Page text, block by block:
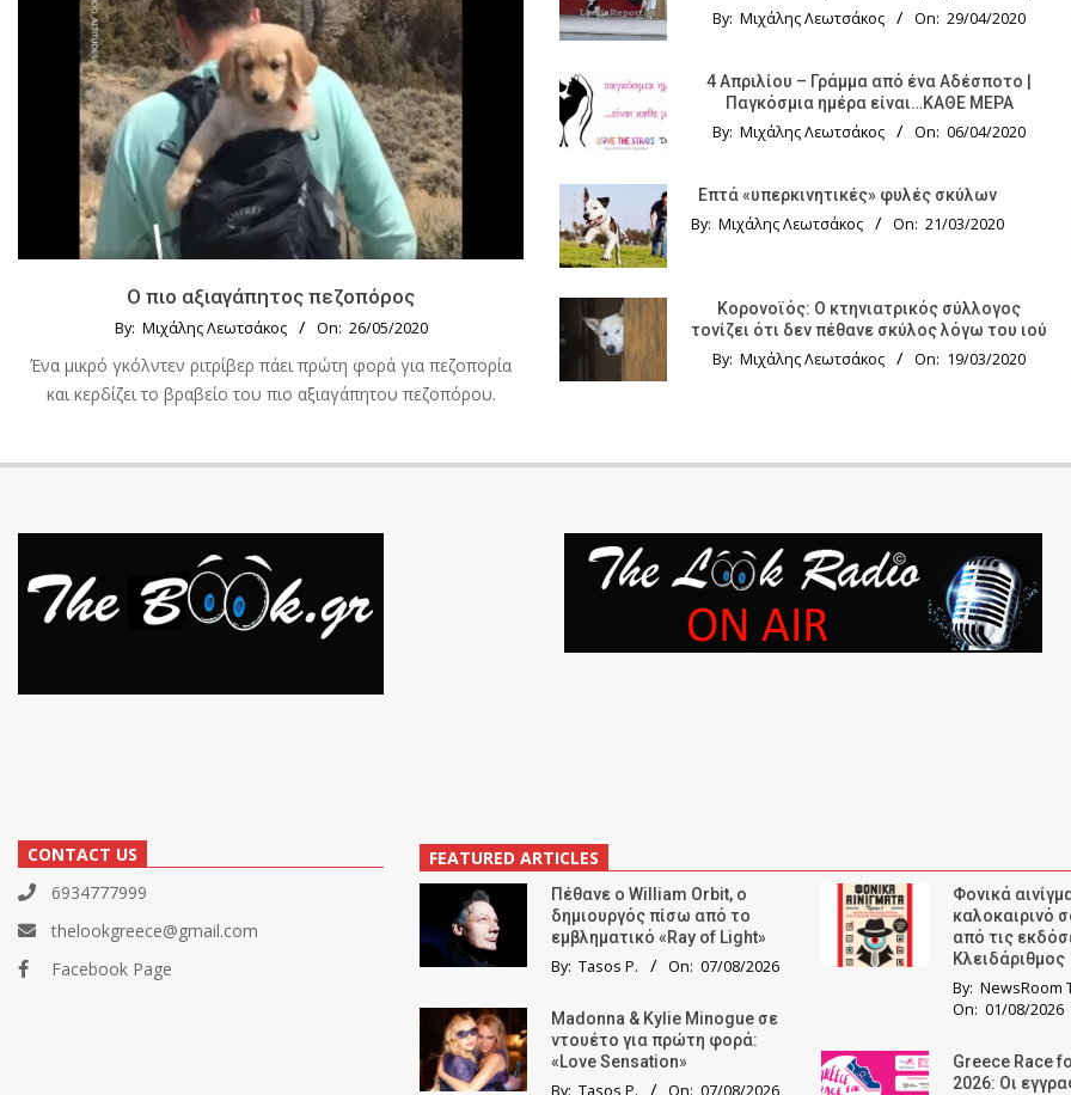
Ο πιο αξιαγάπητος πεζοπόρος
By: Μιχάλης Λεωτσάκος On: 26/05/2020
Ένα μικρό γκόλντεν ριτρίβερ πάει πρώτη φορά για πεζοπορία
και κερδίζει το βραβείο του πιο αξιαγάπητου πεζοπόρου.
By: Μιχάλης Λεωτσάκος On: 29/04/2020
4 Απριλίου – Γράμμα από ένα Αδέσποτο |
Παγκόσμια ημέρα είναι…ΚΑΘΕ ΜΕΡΑ
By: Μιχάλης Λεωτσάκος On: 06/04/2020
Επτά «υπερκινητικές» φυλές σκύλων
By: Μιχάλης Λεωτσάκος On: 21/03/2020
Κορονοϊός: Ο κτηνιατρικός σύλλογος
τονίζει ότι δεν πέθανε σκύλος λόγω του ιού
By: Μιχάλης Λεωτσάκος On: 19/03/2020
CONTACT US
6934777999
thelookgreece@gmail.com
Facebook Page
FEATURED ARTICLES
Πέθανε ο William Orbit, ο
δημιουργός πίσω από το
εμβληματικό «Ray of Light»
By: Tasos P. On: 07/08/2026
Madonna & Kylie Minogue σε
ντουέτο για πρώτη φορά:
«Love Sensation»
Φονικά
καλοκαιρινό
από τις
Κλειδάριθμος
By: NewsRoom
On: 01/08/2026
Greece Race
2026: Οι